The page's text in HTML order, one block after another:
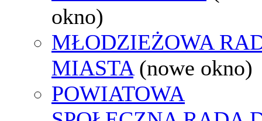
okno)
MŁODZIEŻOWA
MIASTA (nowe okno)
POWIATOWA